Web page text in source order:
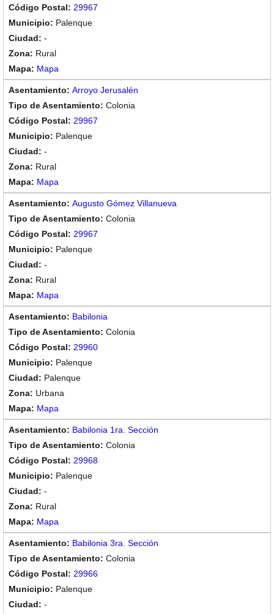
29967
Palenque
-
Rural
Mapa
Arroyo Jerusalén
Colonia
29967
Palenque
-
Rural
Mapa
Augusto Gómez Villanueva
Colonia
29967
Palenque
-
Rural
Mapa
Babilonia
Colonia
29960
Palenque
Palenque
Urbana
Mapa
Babilonia 1ra. Sección
Colonia
29968
Palenque
-
Rural
Mapa
Babilonia 3ra. Sección
Colonia
29966
Palenque
-